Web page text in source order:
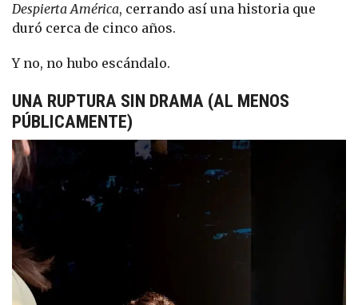
Despierta América, cerrando así una historia que
duró cerca de cinco años.
Y no, no hubo escándalo.
UNA RUPTURA SIN DRAMA (AL MENOS
PÚBLICAMENTE)